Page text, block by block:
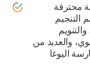
محترفة
والعديد من
اليوغا